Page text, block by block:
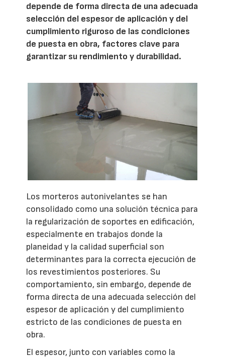
depende de forma directa de una adecuada
selección del espesor de aplicación y del
cumplimiento riguroso de las condiciones
de puesta en obra, factores clave para
garantizar su rendimiento y durabilidad.
Los morteros autonivelantes se han
consolidado como una solución técnica para
la regularización de soportes en edificación,
especialmente en trabajos donde la
planeidad y la calidad superficial son
determinantes para la correcta ejecución de
los revestimientos posteriores. Su
comportamiento, sin embargo, depende de
forma directa de una adecuada selección del
espesor de aplicación y del cumplimiento
estricto de las condiciones de puesta en
obra.
El espesor, junto con variables como la